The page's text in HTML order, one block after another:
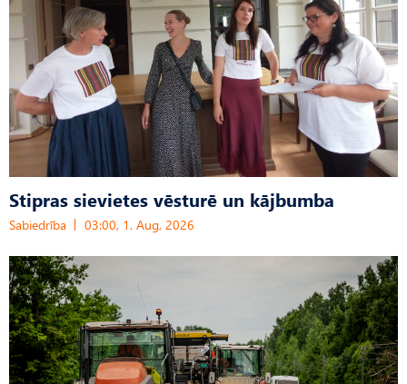
Stipras sievietes vēsturē un kājbumba
Sabiedrība 03:00, 1. Aug, 2026